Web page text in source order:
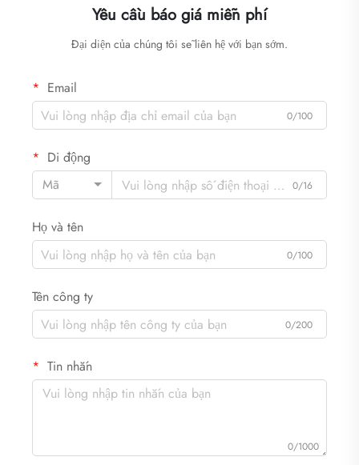
Yêu cầu báo giá miễn phí
Đại diện của chúng tôi sẽ liên hệ với bạn sớm.
Email
0/100
Di động
Mã
0/16
Họ và tên
0/100
Tên công ty
0/200
Tin nhắn
0/1000